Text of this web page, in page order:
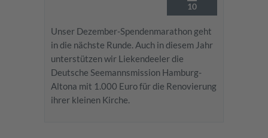
10
Unser Dezember-Spendenmarathon geht
in die nächste Runde. Auch in diesem Jahr
unterstützen wir Liekendeeler die
Deutsche Seemannsmission Hamburg-
Altona mit 1.000 Euro für die Renovierung
ihrer kleinen Kirche.